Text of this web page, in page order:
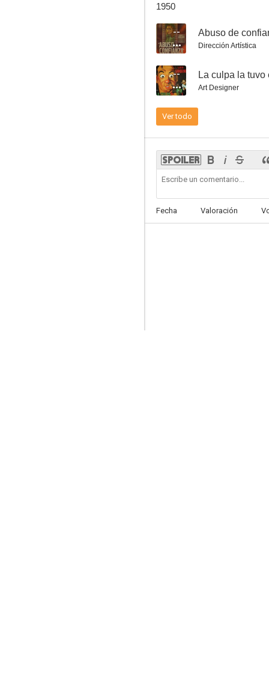
--
--
1950
-- Abuso de
Dirección Artística
-- La culpa la tuvo
Art Designer
Ver todo
Fecha Valoración